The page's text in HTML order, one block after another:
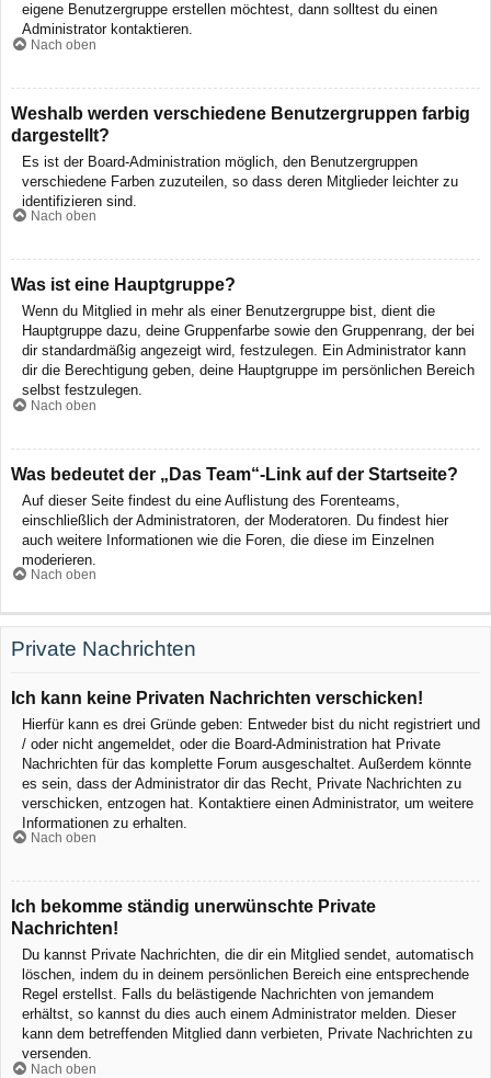
eigene Benutzergruppe erstellen möchtest, dann solltest du einen
Administrator kontaktieren.
Nach oben
Weshalb werden verschiedene Benutzergruppen farbig
dargestellt?
Es ist der Board-Administration möglich, den Benutzergruppen
verschiedene Farben zuzuteilen, so dass deren Mitglieder leichter zu
identifizieren sind.
Nach oben
Was ist eine Hauptgruppe?
Wenn du Mitglied in mehr als einer Benutzergruppe bist, dient die
Hauptgruppe dazu, deine Gruppenfarbe sowie den Gruppenrang, der bei
dir standardmäßig angezeigt wird, festzulegen. Ein Administrator kann
dir die Berechtigung geben, deine Hauptgruppe im persönlichen Bereich
selbst festzulegen.
Nach oben
Was bedeutet der „Das Team“-Link auf der Startseite?
Auf dieser Seite findest du eine Auflistung des Forenteams,
einschließlich der Administratoren, der Moderatoren. Du findest hier
auch weitere Informationen wie die Foren, die diese im Einzelnen
moderieren.
Nach oben
Private Nachrichten
Ich kann keine Privaten Nachrichten verschicken!
Hierfür kann es drei Gründe geben: Entweder bist du nicht registriert und
/ oder nicht angemeldet, oder die Board-Administration hat Private
Nachrichten für das komplette Forum ausgeschaltet. Außerdem könnte
es sein, dass der Administrator dir das Recht, Private Nachrichten zu
verschicken, entzogen hat. Kontaktiere einen Administrator, um weitere
Informationen zu erhalten.
Nach oben
Ich bekomme ständig unerwünschte Private
Nachrichten!
Du kannst Private Nachrichten, die dir ein Mitglied sendet, automatisch
löschen, indem du in deinem persönlichen Bereich eine entsprechende
Regel erstellst. Falls du belästigende Nachrichten von jemandem
erhältst, so kannst du dies auch einem Administrator melden. Dieser
kann dem betreffenden Mitglied dann verbieten, Private Nachrichten zu
versenden.
Nach oben